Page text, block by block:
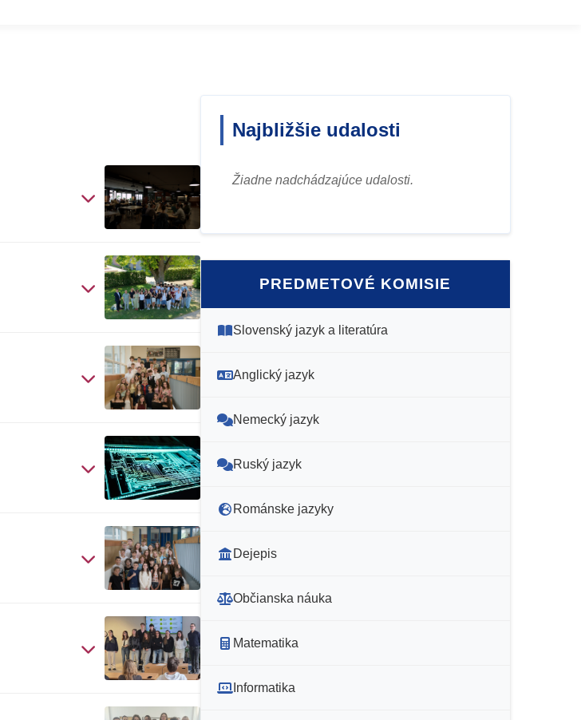
Najbližšie udalosti
Žiadne nadchádzajúce udalosti.
PREDMETOVÉ KOMISIE
Slovenský jazyk a literatúra
Anglický jazyk
Nemecký jazyk
Ruský jazyk
Románske jazyky
Dejepis
Občianska náuka
Matematika
Informatika